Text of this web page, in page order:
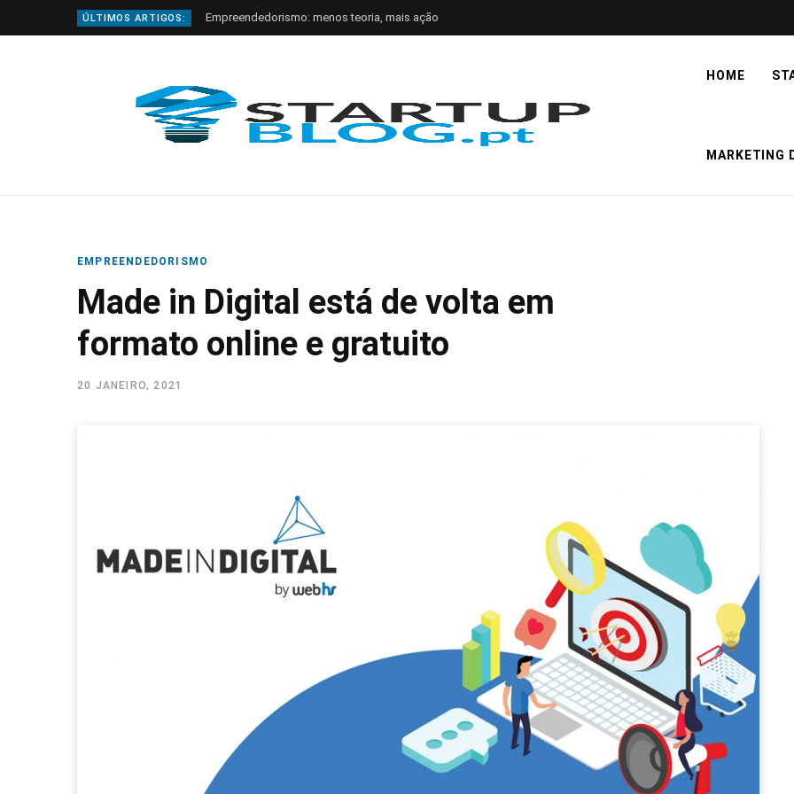
ÚLTIMOS ARTIGOS: Empreendedorismo: menos teoria, mais ação
HOME
MARKETING
EMPREENDEDORISMO
Made in Digital está de volta em
formato online e gratuito
20 JANEIRO, 2021